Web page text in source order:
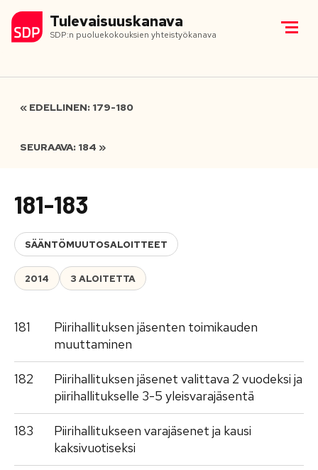
Tulevaisuuskanava
SDP:n puoluekokouksien yhteistyökanava
« EDELLINEN: 179-180
SEURAAVA: 184 »
181-183
SÄÄNTÖMUUTOSALOITTEET
2014 3 ALOITETTA
181
Piirihallituksen jäsenten toimikauden
muuttaminen
182
Piirihallituksen jäsenet valittava 2 vuodeksi ja
piirihallitukselle 3-5 yleisvarajäsentä
183
Piirihallitukseen varajäsenet ja kausi
kaksivuotiseksi